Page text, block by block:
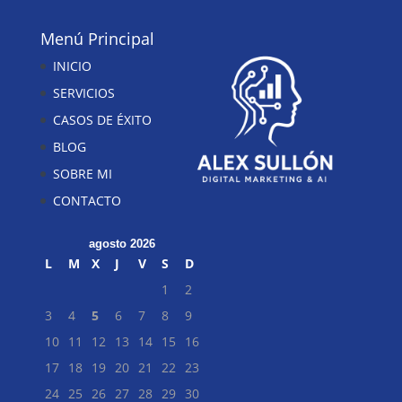
Menú Principal
INICIO
SERVICIOS
CASOS DE ÉXITO
BLOG
SOBRE MI
CONTACTO
agosto 2026
L M X J V S
D
1
2
3
4 5 6 7 8
9
10 11 12 13 14 15
16
17 18 19 20 21 22 23
24 25 26 27 28 29 30